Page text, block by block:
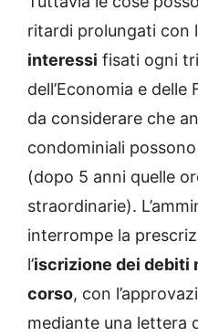
ritardi prolungati con
interessi fisati ogni
dell’Economia e delle
da considerare che
condominiali
(dopo 5 anni quelle
straordinarie).
interrompe la
l’iscrizione dei debiti
corso, con
mediante una lettera